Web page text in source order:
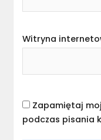
Witryna
Zapamiętaj
podczas pisania